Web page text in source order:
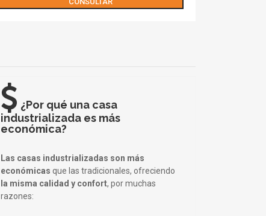
¿Por qué una casa
industrializada es más
económica?
Las casas industrializadas son más
económicas que las tradicionales, ofreciendo
la misma calidad y confort, por muchas
razones: